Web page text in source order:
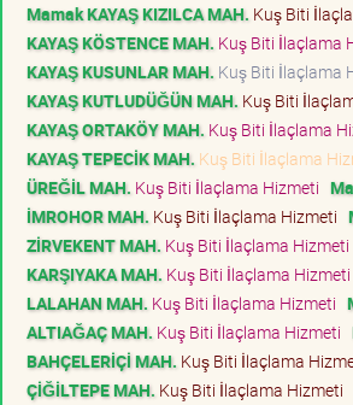
Mamak KAYAŞ KIZILCA MAH. Kuş Biti
KAYAŞ KÖSTENCE MAH. Kuş Biti İlaçlama
KAYAŞ KUSUNLAR MAH. Kuş Biti İlaçlama
KAYAŞ KUTLUDÜĞÜN MAH. Kuş Biti
KAYAŞ ORTAKÖY MAH. Kuş Biti İlaçlama
KAYAŞ TEPECİK MAH. Kuş Biti İlaçlama
ÜREĞİL MAH. Kuş Biti İlaçlama Hizmeti
İMROHOR MAH. Kuş Biti İlaçlama Hizmeti
ZİRVEKENT MAH. Kuş Biti İlaçlama Hizmeti
KARŞIYAKA MAH. Kuş Biti İlaçlama Hizmeti
LALAHAN MAH. Kuş Biti İlaçlama Hizmeti
ALTIAĞAÇ MAH. Kuş Biti İlaçlama Hizmeti
BAHÇELERİÇİ MAH. Kuş Biti İlaçlama
ÇİĞİLTEPE MAH. Kuş Biti İlaçlama Hizmeti